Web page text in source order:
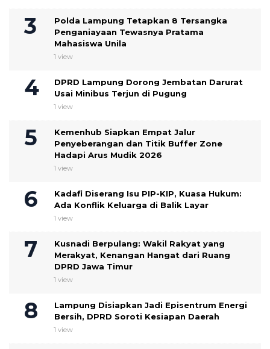
Polda Lampung Tetapkan 8 Tersangka
Penganiayaan Tewasnya Pratama
Mahasiswa Unila
1 view
DPRD Lampung Dorong Jembatan Darurat
Usai Minibus Terjun di Pugung
1 view
Kemenhub Siapkan Empat Jalur
Penyeberangan dan Titik Buffer Zone
Hadapi Arus Mudik 2026
1 view
Kadafi Diserang Isu PIP-KIP, Kuasa Hukum:
Ada Konflik Keluarga di Balik Layar
1 view
Kusnadi Berpulang: Wakil Rakyat yang
Merakyat, Kenangan Hangat dari Ruang
DPRD Jawa Timur
1 view
Lampung Disiapkan Jadi Episentrum Energi
Bersih, DPRD Soroti Kesiapan Daerah
1 view